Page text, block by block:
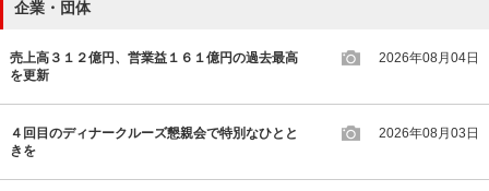
企業・団体
売上高３１２億円、営業益１６１億円の過去最高
を更新
2026年08月04日
４回目のディナークルーズ懇親会で特別なひとと
きを
2026年08月03日